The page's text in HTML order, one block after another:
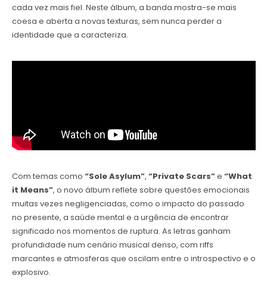
cada vez mais fiel. Neste álbum, a banda mostra-se mais
coesa e aberta a novas texturas, sem nunca perder a
identidade que a caracteriza.
Com temas como “Sole Asylum”, “Private Scars”e “What
it Means”, o novo álbum reflete sobre questões emocionais
muitas vezes negligenciadas, como o impacto do passado
no presente, a saúde mental e a urgência de encontrar
significado nos momentos de ruptura. As letras ganham
profundidade num cenário musical denso, com riffs
marcantes e atmosferas que oscilam entre o introspectivo e o
explosivo.